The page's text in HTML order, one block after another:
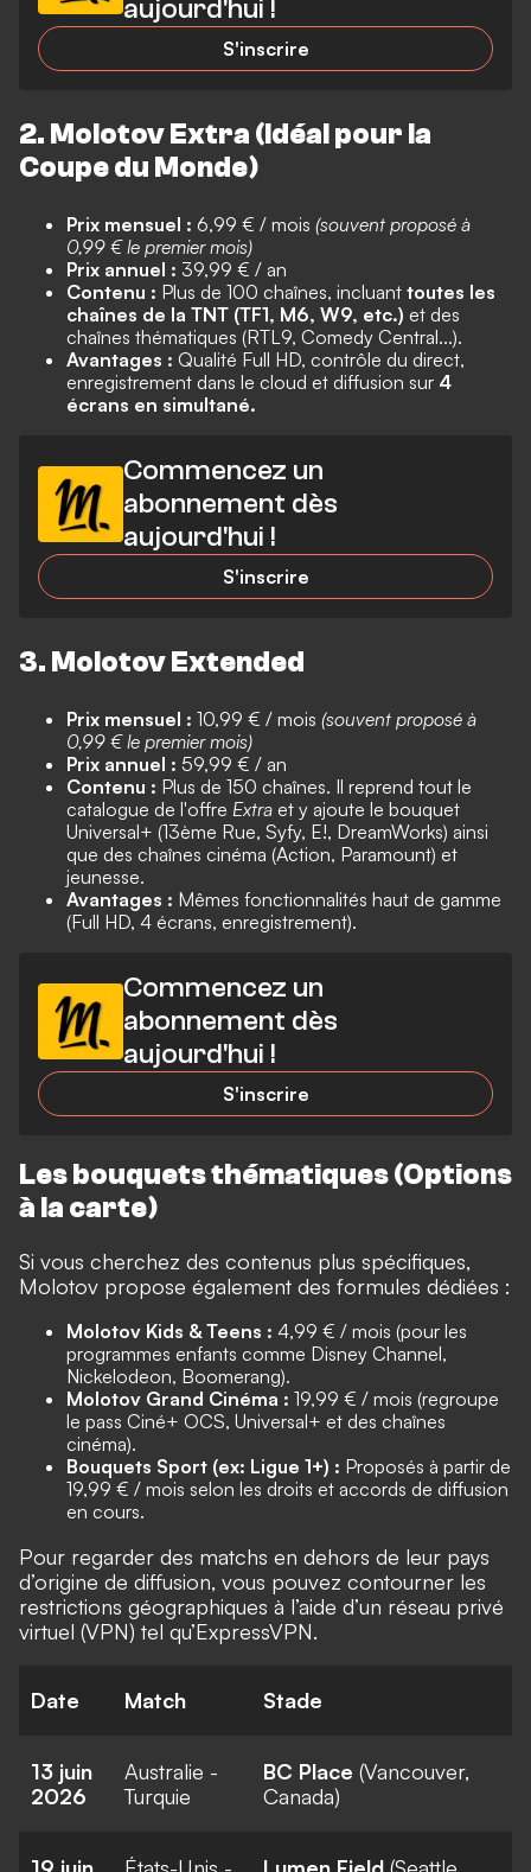
aujourd'hui !
S'inscrire
2. Molotov Extra (Idéal pour la
Coupe du Monde)
Prix mensuel : 6,99 € / mois (souvent proposé à
0,99 € le premier mois)
Prix annuel : 39,99 € / an
Contenu : Plus de 100 chaînes, incluant toutes les
chaînes de la TNT (TF1, M6, W9, etc.) et des
chaînes thématiques (RTL9, Comedy Central...).
Avantages : Qualité Full HD, contrôle du direct,
enregistrement dans le cloud et diffusion sur 4
écrans en simultané.
Commencez un
abonnement dès
aujourd'hui !
S'inscrire
3. Molotov Extended
Prix mensuel : 10,99 € / mois (souvent proposé à
0,99 € le premier mois)
Prix annuel : 59,99 € / an
Contenu : Plus de 150 chaînes. Il reprend tout le
catalogue de l'offre Extra et y ajoute le bouquet
Universal+ (13ème Rue, Syfy, E!, DreamWorks) ainsi
que des chaînes cinéma (Action, Paramount) et
jeunesse.
Avantages : Mêmes fonctionnalités haut de gamme
(Full HD, 4 écrans, enregistrement).
Commencez un
abonnement dès
aujourd'hui !
S'inscrire
Les bouquets thématiques (Options
à la carte)
Si vous cherchez des contenus plus spécifiques,
Molotov propose également des formules dédiées :
Molotov Kids & Teens : 4,99 € / mois (pour les
programmes enfants comme Disney Channel,
Nickelodeon, Boomerang).
Molotov Grand Cinéma : 19,99 € / mois (regroupe
le pass Ciné+ OCS, Universal+ et des chaînes
cinéma).
Bouquets Sport (ex: Ligue 1+) : Proposés à partir de
19,99 € / mois selon les droits et accords de diffusion
en cours.
Pour regarder des matchs en dehors de leur pays
d’origine de diffusion, vous pouvez contourner les
restrictions géographiques à l’aide d’un réseau privé
virtuel (VPN) tel qu’ExpressVPN.
Date Match Stade
13 juin
2026
Australie -
Turquie
BC Place (Vancouver,
Canada)